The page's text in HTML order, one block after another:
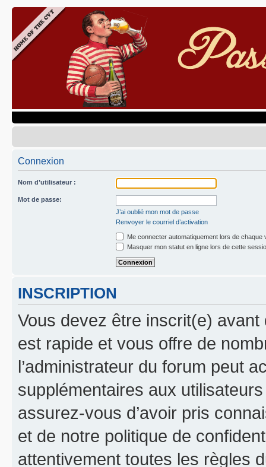
Connexion
Nom d’utilisateur :
Mot de passe:
J’ai oublié mon mot de passe
Renvoyer le courriel d’activation
Me connecter automatiquement lors de chaque
Masquer mon statut en ligne lors de cette
INSCRIPTION
Vous devez être inscrit(e) avant
est rapide et vous offre de
l’administrateur du forum peut
supplémentaires aux
assurez-vous d’avoir pris
et de notre politique de
attentivement toutes les règles